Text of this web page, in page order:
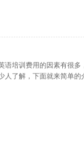
语培训费用的因素有很
人了解，下面就来简单的